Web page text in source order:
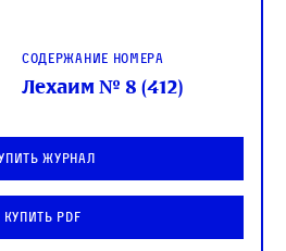
Содержание номера
Лехаим № 8 (412)
журнал
Купить PDF